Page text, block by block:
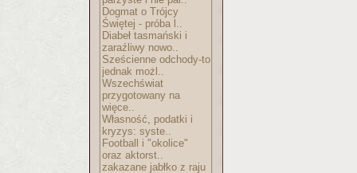
Dogmat o Trójcy
Świętej - próba l..
Diabeł tasmański i
zaraźliwy nowo..
Sześcienne odchody-to
jednak możl..
Wszechświat
przygotowany na
więce..
Własność, podatki i
kryzys: syste..
Football i "okolice"
oraz aktorst..
zakazane jabłko z raju